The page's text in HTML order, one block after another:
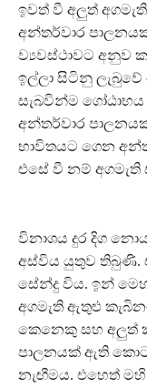
ඉවත් වී අලුත්
අන්තර්වාර
ව්‍යවස්ථාවට අනුව
ඉල්ලා සිටිනු
සැබවින්ම ගෝඨාභය
අන්තර්වාර
භාවිතයට ගෙන
එසේ වී නම්
විනාශය දුර දිග
අස්විය යුතුව තිබුණි.
සේන්දු විය. ඉන්
අගමැති ඇතුළු
කෙනෙකු සහ අලුත්
පාලනයක් ඇති කොට
නැඟීමය. එහෙත්